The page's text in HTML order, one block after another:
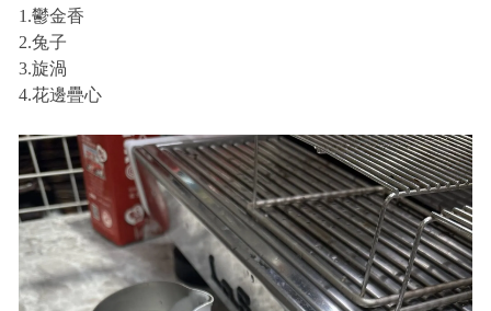
1.鬱金香
2.兔子
3.旋渦
4.花邊疊心